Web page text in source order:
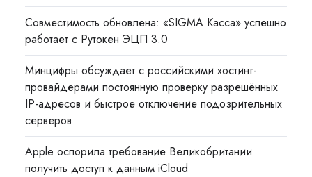
Совместимость обновлена: «SIGMA Касса» успешно
работает с Рутокен ЭЦП 3.0
Минцифры обсуждает с российскими хостинг-
провайдерами постоянную проверку разрешённых
IP-адресов и быстрое отключение подозрительных
серверов
Apple оспорила требование Великобритании
получить доступ к данным iCloud